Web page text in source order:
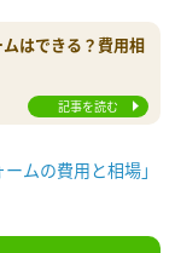
はできる？費用相
記事を読む
ムの費用と相場」